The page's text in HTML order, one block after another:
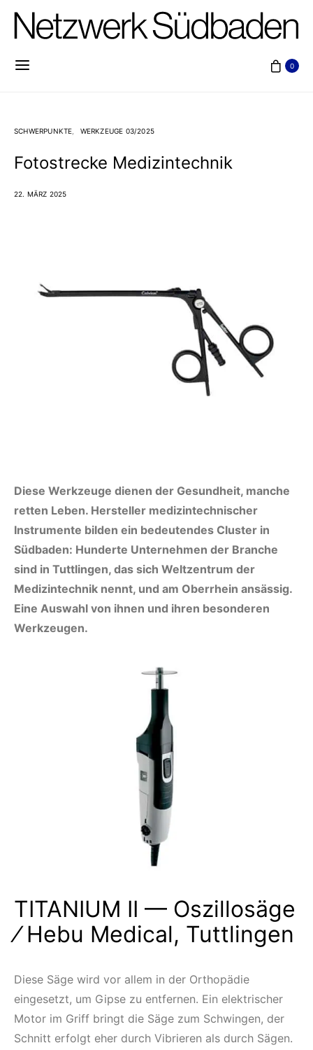
0
SCHWERPUNKTE WERKZEUGE 03/2025
Fotostrecke Medizintechnik
22. MÄRZ 2025
Diese Werkzeuge dienen der Gesundheit, manche
retten Leben. Hersteller medizintechnischer
Instrumente bilden ein bedeutendes Cluster in
Südbaden: Hunderte Unternehmen der Branche
sind in Tuttlingen, das sich Weltzentrum der
Medizintechnik nennt, und am Oberrhein ansässig.
Eine Auswahl von ihnen und ihren besonderen
Werkzeugen.
TITANIUM II — Oszillosäge
⁄ Hebu Medical, Tuttlingen
Diese Säge wird vor allem in der Orthopädie
eingesetzt, um Gipse zu entfernen. Ein elektrischer
Motor im Griff bringt die Säge zum Schwingen, der
Schnitt erfolgt eher durch Vibrieren als durch Sägen.